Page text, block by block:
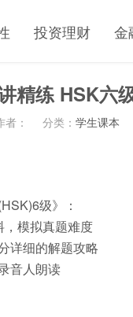
投资理财 金
精练 HSK六
者： 分类： 学生课本
级》：
模拟真题难度
详细的解题攻略
音人朗读